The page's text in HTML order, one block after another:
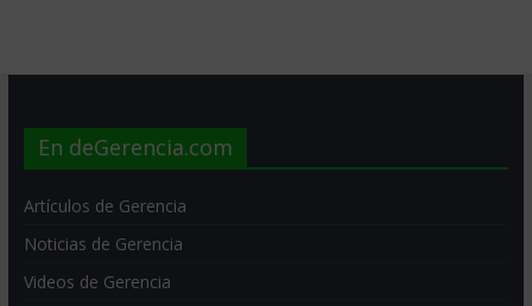
En deGerencia.com
Artículos de Gerencia
Noticias de Gerencia
Videos de Gerencia